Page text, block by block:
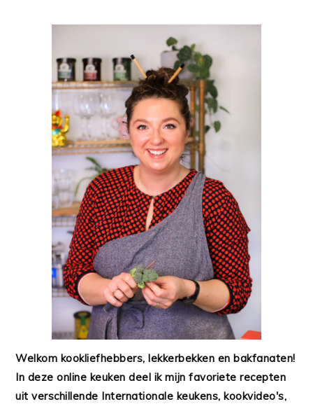
Welkom kookliefhebbers, lekkerbekken en bakfanaten!
In deze online keuken deel ik mijn favoriete recepten
uit verschillende Internationale keukens, kookvideo's,